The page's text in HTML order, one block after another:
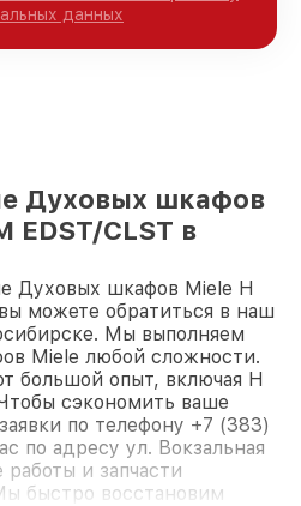
данных
Духовых шкафов
EDST/CLST в
Духовых шкафов Miele H
можете обратиться в наш
Мы выполняем
Miele любой сложности.
опыт, включая H
сэкономить ваше
по телефону +7 (383)
по адресу ул. Вокзальная
и запчасти
быстро восстановим